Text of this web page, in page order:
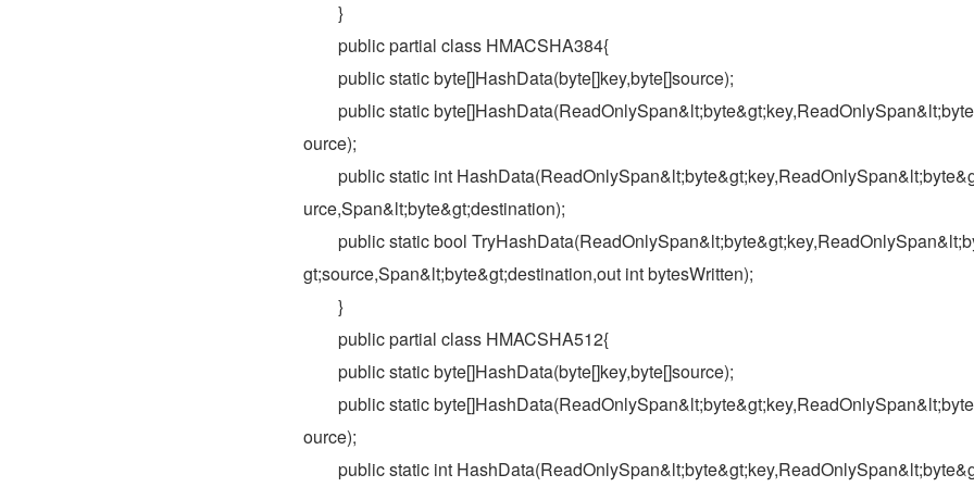
}
public partial class HMACSHA384{
public static byte[]HashData(byte[]key,byte[]source);
public static
ource);
public static int
urce,Span&lt;byte&gt;destination);
public static bool
gt;source,Span&lt;byte&gt;destination,out int bytesWritten);
}
public partial class HMACSHA512{
public static byte[]HashData(byte[]key,byte[]source);
public static
ource);
public static int